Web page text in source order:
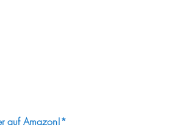
auf Amazon!*